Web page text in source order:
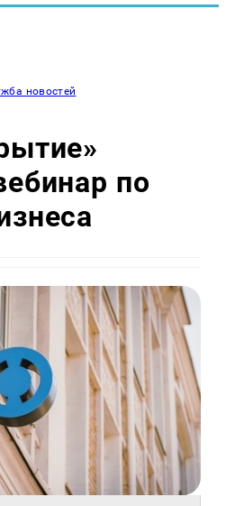
новостей
по